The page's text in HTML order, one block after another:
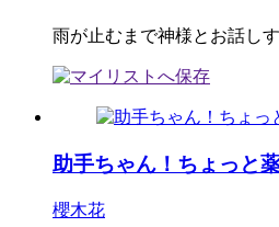
雨が止むまで神様とお話し
助手ちゃん！ちょっと
櫻木花